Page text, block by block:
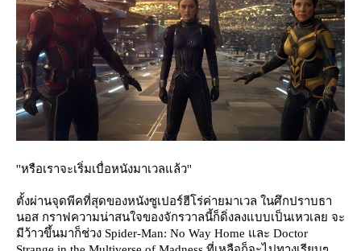
''หรือเราจะเริ่มเบื่อหนังมาเวลแล้ว''
ตั้งผ่านจุดพีคที่สุดของหนังซูเปอร์ฮีโร่ค่ายมาเวล ในศึกปราบธา
นอส กราฟความน่าสนใจของจักรวาลนี้ก็ดิ่งลงแบบเป็นเหวเลย จะ
มีว้าวขึ้นมาก็ช่วง Spider-Man: No Way Home และ Doctor